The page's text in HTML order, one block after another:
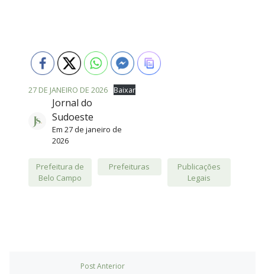
27 DE JANEIRO DE 2026 Baixar
Jornal do
Sudoeste
Em 27 de janeiro de
2026
Prefeitura de
Belo Campo
Prefeituras
Publicações
Legais
Post Anterior